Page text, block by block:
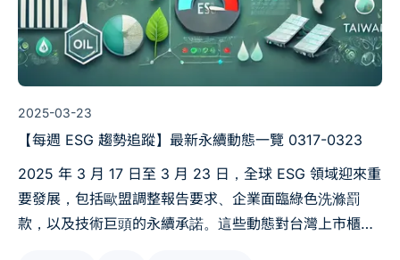
2025-03-23
【每週 ESG 趨勢追蹤】最新永續動態一覽 0317-0323
2025 年 3 月 17 日至 3 月 23 日，全球 ESG 領域迎來重
要發展，包括歐盟調整報告要求、企業面臨綠色洗滌罰
款，以及技術巨頭的永續承諾。這些動態對台灣上市櫃公